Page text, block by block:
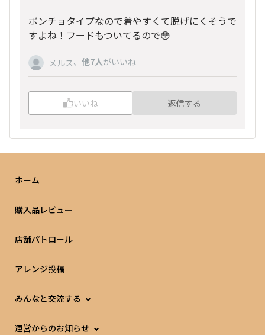
ポンチョタイプなので着やすくて脱げにくそうで
すよね！フードもついてるので😳
メルス、 他7人がいいね
いいね 返信する
ホーム
購入品レビュー
店舗パトロール
アレンジ投稿
みんなと交流する
運営からのお知らせ